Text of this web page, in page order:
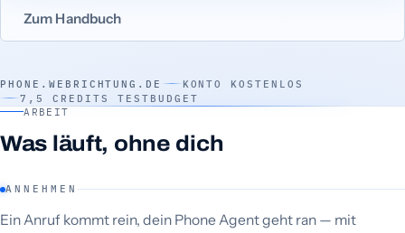
Zum Handbuch
PHONE.WEBRICHTUNG.DE
KONTO KOSTENLOS
7,5 CREDITS TESTBUDGET
ARBEIT
Was läuft, ohne dich
ANNEHMEN
Ein Anruf kommt rein, dein Phone Agent geht ran — mit